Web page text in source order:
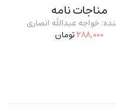
مناجات نامه
خواجه عبدالله انصاری
288,000تومان